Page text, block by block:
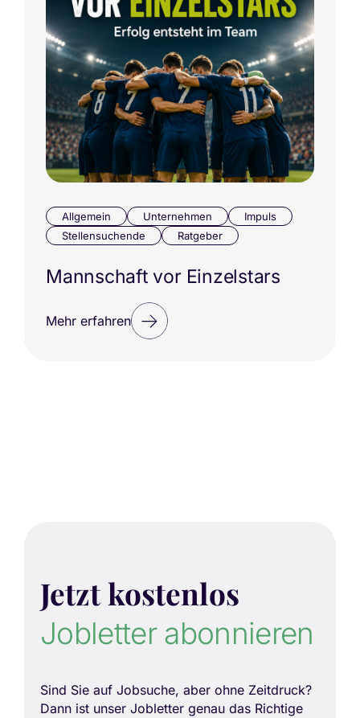
Allgemein Unternehmen
Impuls
Stellensuchende
Ratgeber
Mannschaft vor Einzelstars
Mehr erfahren
Jetzt kostenlos
Jobletter abonnieren
Sind Sie auf Jobsuche, aber ohne Zeitdruck?
Dann ist unser Jobletter genau das Richtige